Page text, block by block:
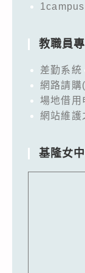
教職員
差勤系統
網路請購
場地借用
網站維護
基隆女